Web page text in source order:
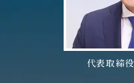
代表取締役